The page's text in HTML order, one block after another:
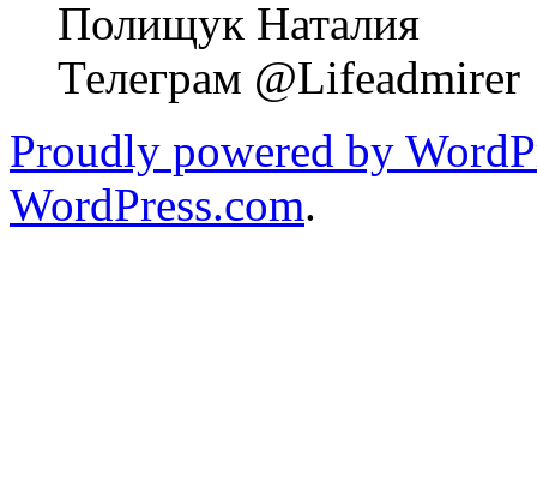
Полищук Наталия
Телеграм @Lifeadmirer
Proudly powered by
WordPress.com.